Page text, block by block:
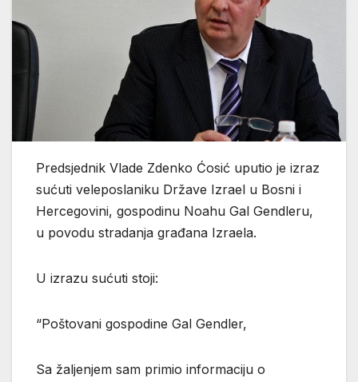
Predsjednik Vlade Zdenko Ćosić uputio je izraz
sućuti veleposlaniku Države Izrael u Bosni i
Hercegovini, gospodinu Noahu Gal Gendleru,
u povodu stradanja građana Izraela.
U izrazu sućuti stoji:
“Poštovani gospodine Gal Gendler,
Sa žaljenjem sam primio informaciju o